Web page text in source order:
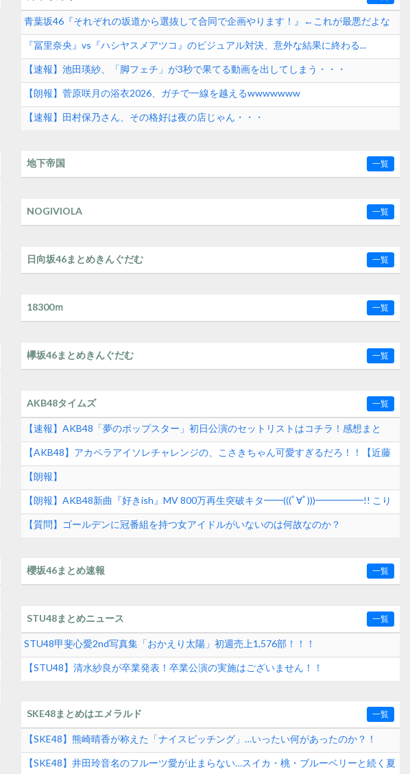
青葉坂46『それぞれの坂道から選抜して合同で企画やります！』←これが最悪だよな
『冨里奈央』vs『ハシヤスメアツコ』のビジュアル対決、意外な結果に終わる...
【速報】池田瑛紗、「脚フェチ」が3秒で果てる動画を出してしまう・・・
【朗報】菅原咲月の浴衣2026、ガチで一線を越えるwwwwwww
【速報】田村保乃さん、その格好は夜の店じゃん・・・
地下帝国 一覧
NOGIVIOLA 一覧
日向坂46まとめきんぐだむ 一覧
18300ｍ 一覧
欅坂46まとめきんぐだむ 一覧
AKB48タイムズ 一覧
【速報】AKB48「夢のポップスター」初日公演のセットリストはコチラ！感想まと
め！！【2026年8月7日(金)】
【AKB48】アカペラアイソレチャレンジの、こさきちゃん可愛すぎるだろ！！【近藤
沙樹】
【朗報】
【朗報】AKB48新曲『好きish』MV 800万再生突破キタ━━(((ﾟ∀ﾟ)))━━━━━!! こり
ゃ発売前に1000万いきそうだな！【AKB48 68thシングル】
【質問】ゴールデンに冠番組を持つ女アイドルがいないのは何故なのか？
櫻坂46まとめ速報 一覧
STU48まとめニュース 一覧
STU48甲斐心愛2nd写真集「おかえり太陽」初週売上1,576部！！！
【STU48】清水紗良が卒業発表！卒業公演の実施はございません！！
SKE48まとめはエメラルド 一覧
【SKE48】熊崎晴香が称えた「ナイスピッチング」…いったい何があったのか？！
【SKE48】井田玲音名のフルーツ愛が止まらない…スイカ・桃・ブルーベリーと続く夏